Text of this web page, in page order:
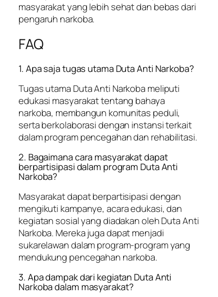
masyarakat yang lebih sehat dan bebas dari
pengaruh narkoba.
FAQ
1. Apa saja tugas utama Duta Anti Narkoba?
Tugas utama Duta Anti Narkoba meliputi
edukasi masyarakat tentang bahaya
narkoba, membangun komunitas peduli,
serta berkolaborasi dengan instansi terkait
dalam program pencegahan dan rehabilitasi.
2. Bagaimana cara masyarakat dapat
berpartisipasi dalam program Duta Anti
Narkoba?
Masyarakat dapat berpartisipasi dengan
mengikuti kampanye, acara edukasi, dan
kegiatan sosial yang diadakan oleh Duta Anti
Narkoba. Mereka juga dapat menjadi
sukarelawan dalam program-program yang
mendukung pencegahan narkoba.
3. Apa dampak dari kegiatan Duta Anti
Narkoba dalam masyarakat?